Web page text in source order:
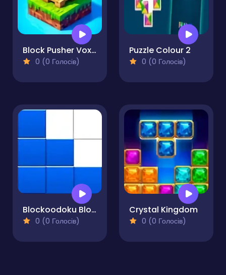
Block Pusher Voxel World 3D
0 (0 Голосів)
Puzzle Colour 2
0 (0 Голосів)
Blockoodoku Block Puzzle
0 (0 Голосів)
Crystal Kingdom
0 (0 Голосів)